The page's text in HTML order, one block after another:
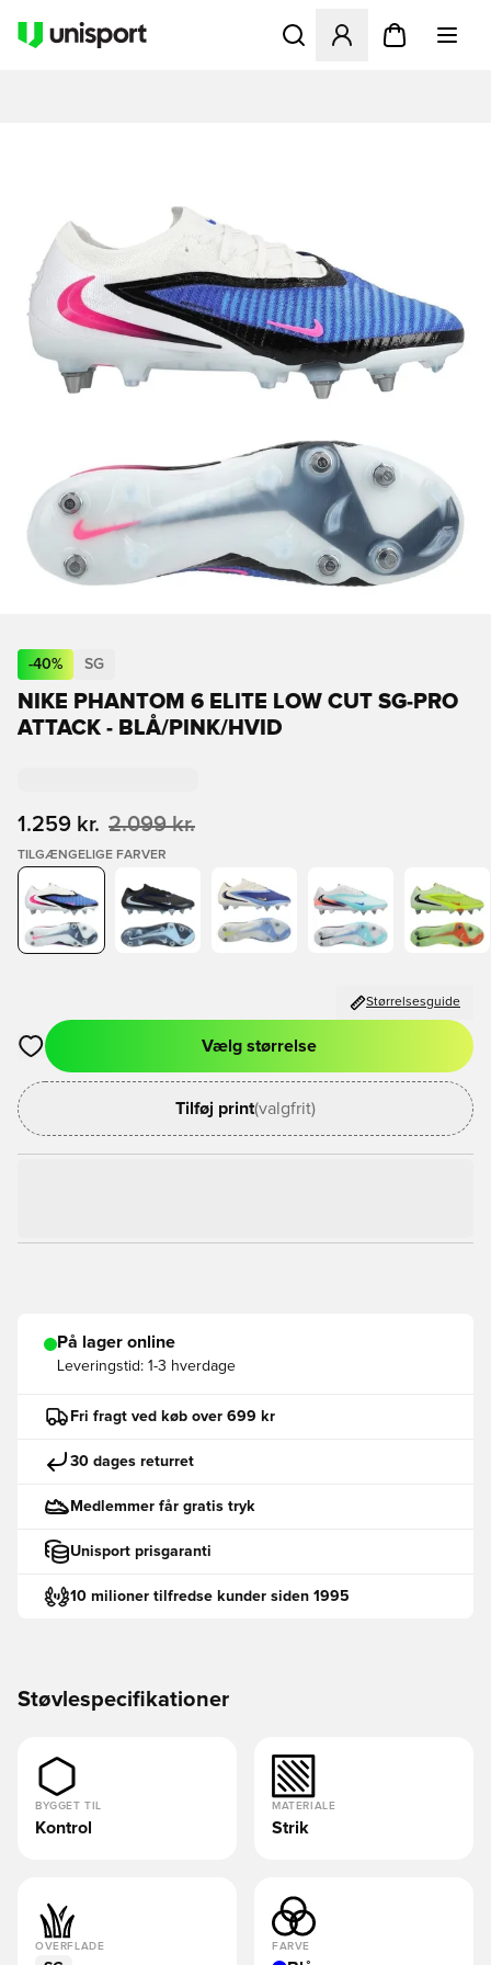
Åbner en Modal til at
-40% SG
NIKE PHANTOM 6 ELITE LOW CUT SG-PRO
ATTACK - BLÅ/PINK/HVID
1.259 kr. 2.099 kr.
TILGÆNGELIGE FARVER
Størrelsesguide
Åbner en Modal til at logge ind eller tilmelde dig som medlem
Vælg størrelse
Tilføj print(valgfrit)
På lager online
Leveringstid: 1-3 hverdage
Fri fragt ved køb over 699 kr
30 dages returret
Medlemmer får gratis tryk
Unisport prisgaranti
10 milioner tilfredse kunder siden 1995
Støvlespecifikationer
BYGGET TIL
Kontrol
MATERIALE
Strik
OVERFLADE FARVE